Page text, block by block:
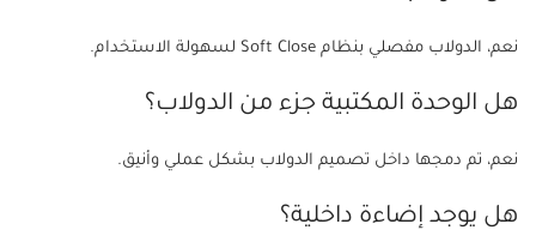
نعم، الدولاب مفصلي بنظام Soft Close لسهولة الاستخدام.
هل الوحدة المكتبية جزء من الدولاب؟
نعم، تم دمجها داخل تصميم الدولاب بشكل عملي وأنيق.
هل يوجد إضاءة داخلية؟